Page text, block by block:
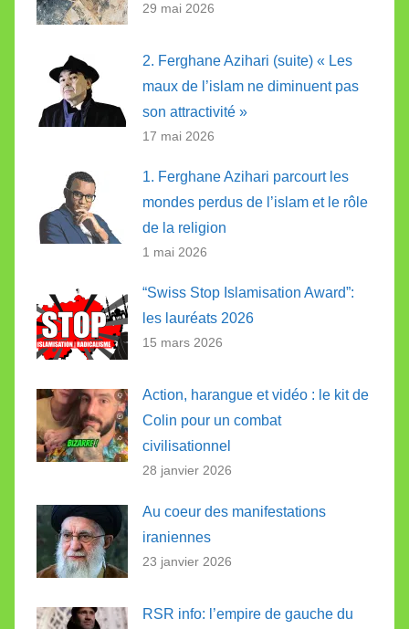
29 mai 2026
2. Ferghane Azihari (suite) « Les
maux de l’islam ne diminuent pas
son attractivité »
17 mai 2026
1. Ferghane Azihari parcourt les
mondes perdus de l’islam et le rôle
de la religion
1 mai 2026
“Swiss Stop Islamisation Award”:
les lauréats 2026
15 mars 2026
Action, harangue et vidéo : le kit de
Colin pour un combat
civilisationnel
28 janvier 2026
Au coeur des manifestations
iraniennes
23 janvier 2026
RSR info: l’empire de gauche du